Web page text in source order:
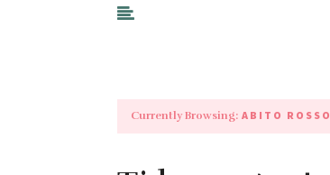
Currently Browsing: ABITO ROSSO